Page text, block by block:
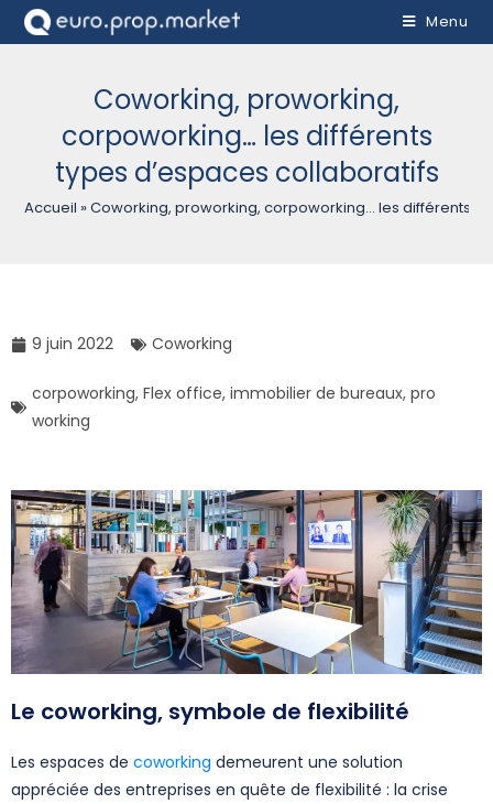
Menu
Coworking, proworking,
corpoworking… les différents
types d’espaces collaboratifs
Accueil »Coworking, proworking, corpoworking… les différents
9 juin 2022 Coworking
corpoworking, Flex office, immobilier de bureaux, pro
working
Le coworking, symbole de flexibilité
Les espaces de coworking demeurent une solution
appréciée des entreprises en quête de flexibilité : la crise